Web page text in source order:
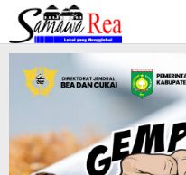
Lewati
konten